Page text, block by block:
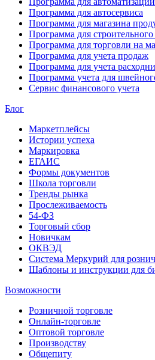
Программа для автосервиса
Программа для магазина
Программа для строительного
Программа для торговли на
Программа для учета продаж
Программа для учета
Программа учета для
Сервис финансового учета
Блог
Маркетплейсы
Истории успеха
Маркировка
ЕГАИС
Формы документов
Школа торговли
Тренды рынка
Прослеживаемость
54-ФЗ
Торговый сбор
Новичкам
ОКВЭД
Система Меркурий для
Шаблоны и инструкции для
Возможности
Розничной торговле
Онлайн-торговле
Оптовой торговле
Производству
Общепиту